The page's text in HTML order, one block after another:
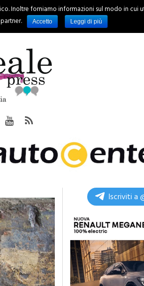
RUBRICHE SPORT INCHIESTE
Iscriviti a
Inoltre forniamo informazioni sul modo in cui
Accetto Leggi di più